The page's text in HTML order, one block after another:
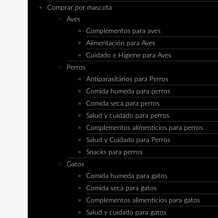
Comprar por mascota
Aves
Complementos para aves
Alimentación para Aves
Cuidado e Higiene para Aves
Perros
Antiparasitários para Perros
Comida humeda para perros
Comida seca para perros
Salud y cuidado para perros
Complementos alimenticios para perros
Salud y Cuidado para Perros
Snacks para perros
Gatos
Comida humeda para gatos
Comida seca para gatos
Complementos alimenticios para gatos
Salud y cuidado para gatos